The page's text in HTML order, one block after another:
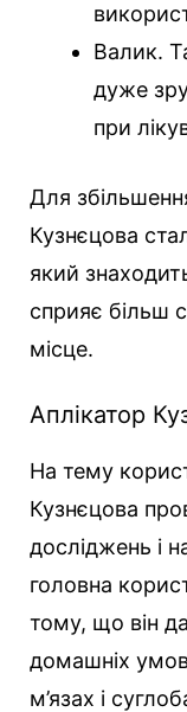
Валик.
дуже
при
Для
Кузнєцова
який
сприяє більш
місце.
Аплікатор
На тему
Кузнєцова
досліджень і
головна
тому, що він
домашніх
м’язах і